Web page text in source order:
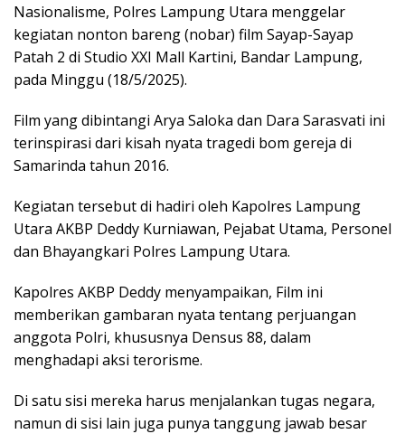
Nasionalisme, Polres Lampung Utara menggelar
kegiatan nonton bareng (nobar) film Sayap-Sayap
Patah 2 di Studio XXI Mall Kartini, Bandar Lampung,
pada Minggu (18/5/2025).
Film yang dibintangi Arya Saloka dan Dara Sarasvati ini
terinspirasi dari kisah nyata tragedi bom gereja di
Samarinda tahun 2016.
Kegiatan tersebut di hadiri oleh Kapolres Lampung
Utara AKBP Deddy Kurniawan, Pejabat Utama, Personel
dan Bhayangkari Polres Lampung Utara.
Kapolres AKBP Deddy menyampaikan, Film ini
memberikan gambaran nyata tentang perjuangan
anggota Polri, khususnya Densus 88, dalam
menghadapi aksi terorisme.
Di satu sisi mereka harus menjalankan tugas negara,
namun di sisi lain juga punya tanggung jawab besar